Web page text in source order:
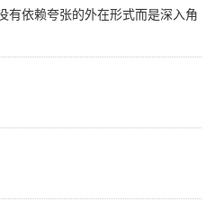
有依赖夸张的外在形式而是深入角